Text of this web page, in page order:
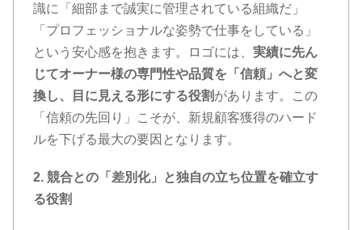
識に「細部まで誠実に管理されている組織だ」
「プロフェッショナルな姿勢で仕事をしている」
という安心感を抱きます。ロゴには、 実績に先ん
じてオーナー様の専門性や品質を「信頼」へと変
換し、目に見える形にする役割があります。この
「信頼の先回り」こそが、新規顧客獲得のハード
ルを下げる最大の要因となります。
2. 競合との「差別化」と独自の立ち位置を確立す
る役割